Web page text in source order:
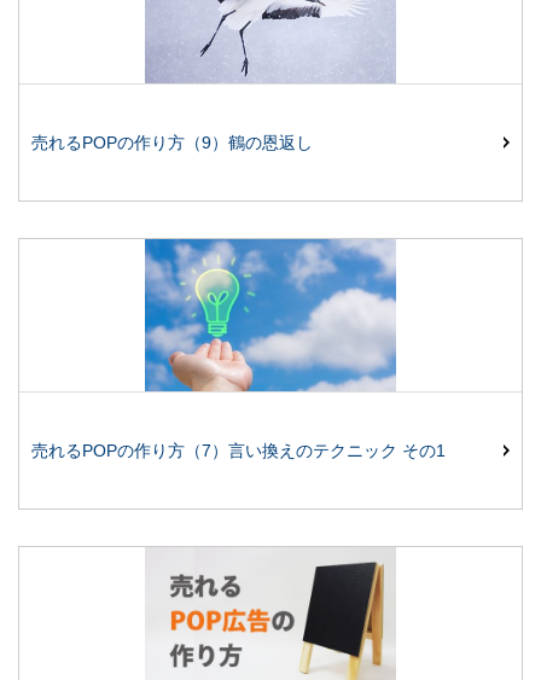
売れるPOPの作り方（9）鶴の恩返し
売れるPOPの作り方（7）言い換えのテクニック その1